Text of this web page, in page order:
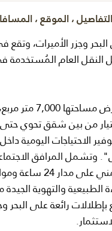
، الموقع ،
وجزر الأميرات،
النقل العام المُستخدمة
من بين شقق تحوي
محلاً تجارياً لتوفير
المرافق
ومواقف للسيارات.
الطبيعية والتهوية
بإطلالات رائعة على